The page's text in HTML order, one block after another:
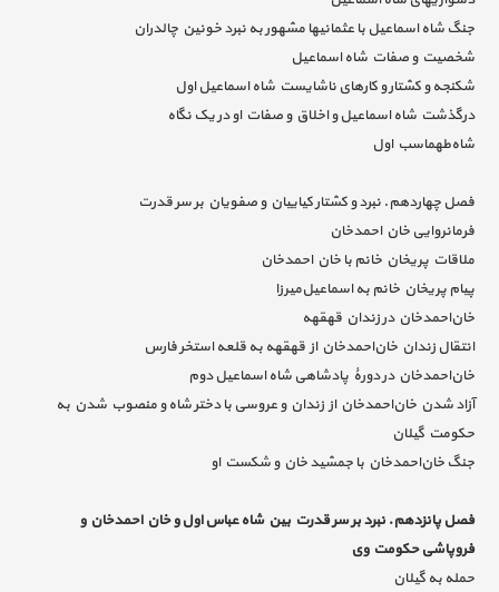
جنگ شاه‌ اسماعیل با عثمانیها مشهور به نبرد خونین چالدران
شخصیت و صفات شاه‌ اسماعیل
شکنجه و کشتار و کارهای ناشایست شاه‌ اسماعیل اول
درگذشت شاه‌ اسماعیل و اخلاق و صفات او در یک نگاه
شاه‌طهماسب اول
فصل چهاردهم. نبرد و کشتار کیاییان و صفویان بر سر قدرت
فرمانروایی خان احمدخان
ملاقات پریخان خانم با خان احمدخان
پیام پریخان خانم به اسماعیل‌میرزا
خان‌احمدخان در زندان قهقهه
انتقال زندان خان‌احمدخان از قهقهه به قلعه استخر فارس
خان‌احمدخان در دورۀ پادشاهی شاه ‌اسماعیل دوم
آزاد شدن خان‌احمدخان از زندان و عروسی با دختر شاه و منصوب شدن به
حکومت گیلان
جنگ خان‌احمدخان با جمشید خان و شکست او
فصل پانزدهم. نبرد بر سر قدرت بین شاه عباس اول و خان احمدخان و
فروپاشی حکومت وی
حمله به گیلان